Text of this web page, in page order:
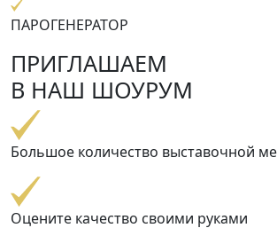
ПАРОГЕНЕРАТОР
ПРИГЛАШАЕМ
В НАШ ШОУРУМ
Большое количество выставочной
Оцените качество своими руками